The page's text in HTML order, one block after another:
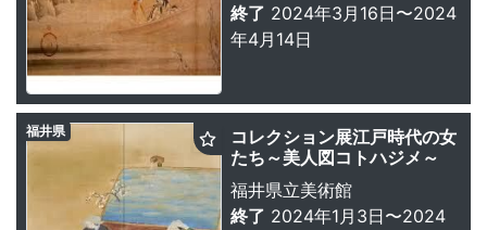
終了 2024年3月16日〜2024
年4月14日
コレクション展江戸時代の女
たち～美人図コトハジメ～
福井県立美術館
終了 2024年1月3日〜2024
福井県